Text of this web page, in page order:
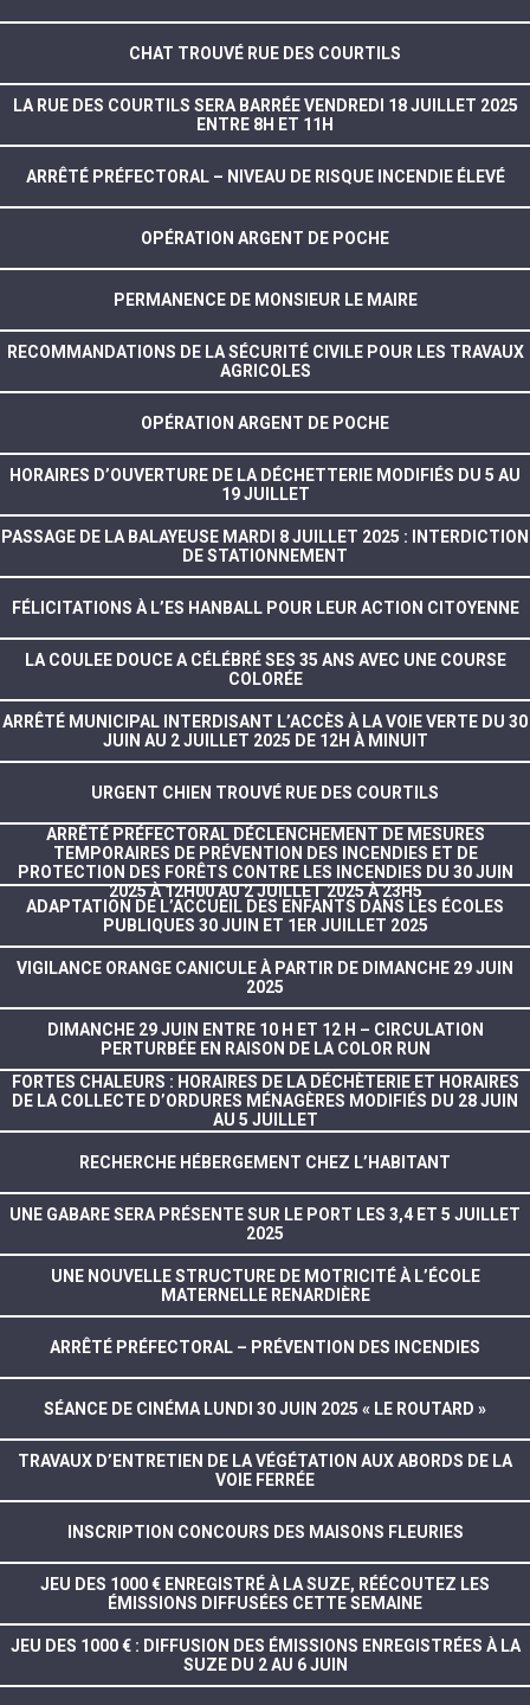
CHAT TROUVÉ RUE DES COURTILS
LA RUE DES COURTILS SERA BARRÉE VENDREDI 18 JUILLET 2025
ENTRE 8H ET 11H
ARRÊTÉ PRÉFECTORAL – NIVEAU DE RISQUE INCENDIE ÉLEVÉ
OPÉRATION ARGENT DE POCHE
PERMANENCE DE MONSIEUR LE MAIRE
RECOMMANDATIONS DE LA SÉCURITÉ CIVILE POUR LES TRAVAUX
AGRICOLES
OPÉRATION ARGENT DE POCHE
HORAIRES D’OUVERTURE DE LA DÉCHETTERIE MODIFIÉS DU 5 AU
19 JUILLET
PASSAGE DE LA BALAYEUSE MARDI 8 JUILLET 2025 : INTERDICTION
DE STATIONNEMENT
FÉLICITATIONS À L’ES HANBALL POUR LEUR ACTION CITOYENNE
LA COULEE DOUCE A CÉLÉBRÉ SES 35 ANS AVEC UNE COURSE
COLORÉE
ARRÊTÉ MUNICIPAL INTERDISANT L’ACCÈS À LA VOIE VERTE DU 30
JUIN AU 2 JUILLET 2025 DE 12H À MINUIT
URGENT CHIEN TROUVÉ RUE DES COURTILS
ARRÊTÉ PRÉFECTORAL DÉCLENCHEMENT DE MESURES
TEMPORAIRES DE PRÉVENTION DES INCENDIES ET DE
PROTECTION DES FORÊTS CONTRE LES INCENDIES DU 30 JUIN
2025 À 12H00 AU 2 JUILLET 2025 À 23H5
ADAPTATION DE L’ACCUEIL DES ENFANTS DANS LES ÉCOLES
PUBLIQUES 30 JUIN ET 1ER JUILLET 2025
VIGILANCE ORANGE CANICULE À PARTIR DE DIMANCHE 29 JUIN
2025
DIMANCHE 29 JUIN ENTRE 10 H ET 12 H – CIRCULATION
PERTURBÉE EN RAISON DE LA COLOR RUN
FORTES CHALEURS : HORAIRES DE LA DÉCHÈTERIE ET HORAIRES
DE LA COLLECTE D’ORDURES MÉNAGÈRES MODIFIÉS DU 28 JUIN
AU 5 JUILLET
RECHERCHE HÉBERGEMENT CHEZ L’HABITANT
UNE GABARE SERA PRÉSENTE SUR LE PORT LES 3,4 ET 5 JUILLET
2025
UNE NOUVELLE STRUCTURE DE MOTRICITÉ À L’ÉCOLE
MATERNELLE RENARDIÈRE
ARRÊTÉ PRÉFECTORAL – PRÉVENTION DES INCENDIES
SÉANCE DE CINÉMA LUNDI 30 JUIN 2025 « LE ROUTARD »
TRAVAUX D’ENTRETIEN DE LA VÉGÉTATION AUX ABORDS DE LA
VOIE FERRÉE
INSCRIPTION CONCOURS DES MAISONS FLEURIES
JEU DES 1000 € ENREGISTRÉ À LA SUZE, RÉÉCOUTEZ LES
ÉMISSIONS DIFFUSÉES CETTE SEMAINE
JEU DES 1000 € : DIFFUSION DES ÉMISSIONS ENREGISTRÉES À LA
SUZE DU 2 AU 6 JUIN